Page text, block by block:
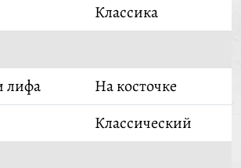
Классика
лифа
На косточке
Классический